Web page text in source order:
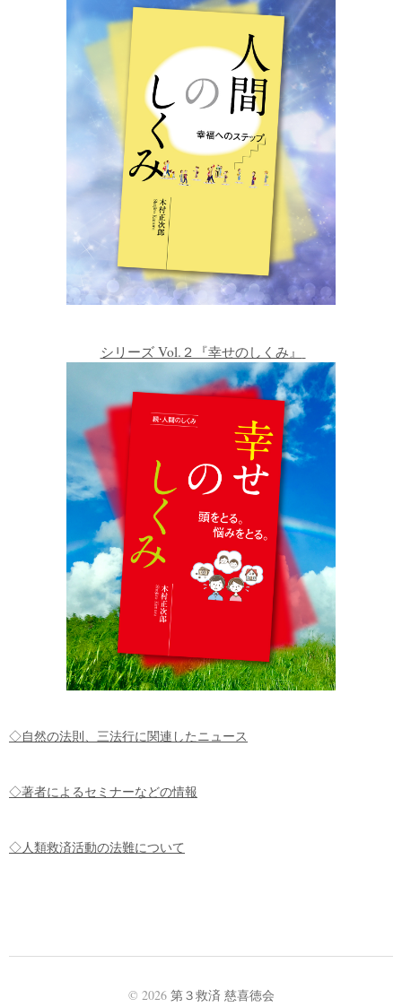
シリーズ Vol.２『幸せのしくみ』
◇自然の法則、三法行に関連したニュース
◇著者によるセミナーなどの情報
◇人類救済活動の法難について
© 2026 第３救済 慈喜徳会